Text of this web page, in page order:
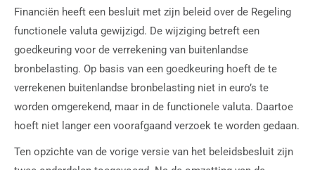
Financiën heeft een besluit met zijn beleid over de Regeling
functionele valuta gewijzigd. De wijziging betreft een
goedkeuring voor de verrekening van buitenlandse
bronbelasting. Op basis van een goedkeuring hoeft de te
verrekenen buitenlandse bronbelasting niet in euro’s te
worden omgerekend, maar in de functionele valuta. Daartoe
hoeft niet langer een voorafgaand verzoek te worden gedaan.
Ten opzichte van de vorige versie van het beleidsbesluit zijn